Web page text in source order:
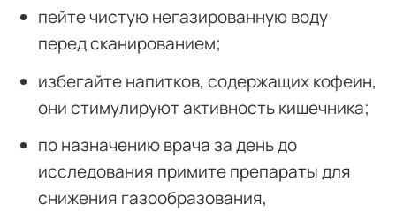
пейте чистую негазированную воду
перед сканированием;
избегайте напитков, содержащих кофеин,
они стимулируют активность кишечника;
по назначению врача за день до
исследования примите препараты для
снижения газообразования,